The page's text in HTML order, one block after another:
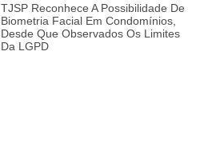
TJSP Reconhece A Possibilidade De
Biometria Facial Em Condomínios,
Desde Que Observados Os Limites
Da LGPD